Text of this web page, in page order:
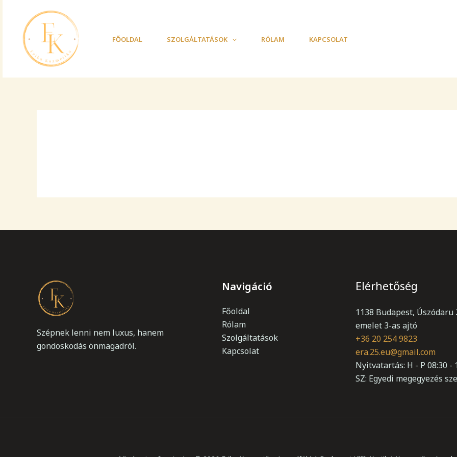
content
FŐOLDAL SZOLGÁLTATÁSOK RÓLAM KAPCSOLAT
Szépnek lenni nem luxus, hanem
gondoskodás önmagadról.
Navigáció
Főoldal
Rólam
Szolgáltatások
Kapcsolat
Elérhetőség
1138 Budapest, Úszódaru
emelet 3-as ajtó
+36 20 254 9823
era.25.eu@gmail.com
Nyitvatartás: H - P 08:30 -
SZ: Egyedi megegyezés